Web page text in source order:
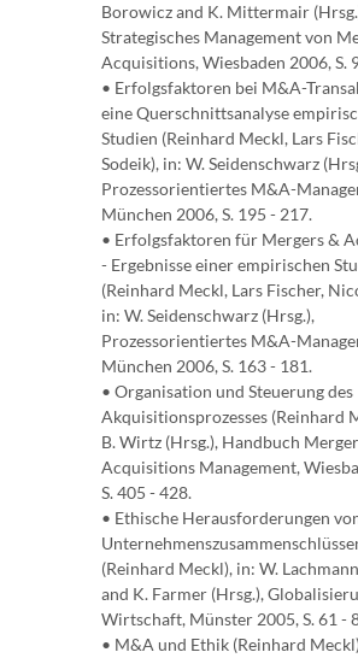
Borowicz and K. Mittermair
Strategisches Management von
Acquisitions, Wiesbaden 2006, S.
• Erfolgsfaktoren bei M&A-
eine Querschnittsanalyse
Studien (Reinhard Meckl, Lars
Sodeik), in: W. Seidenschwarz
Prozessorientiertes M&A-
München 2006, S. 195 - 217.
• Erfolgsfaktoren für Mergers &
- Ergebnisse einer empirischen
(Reinhard Meckl, Lars Fischer,
in: W. Seidenschwarz (Hrsg.),
Prozessorientiertes M&A-
München 2006, S. 163 - 181.
• Organisation und Steuerung des
Akquisitionsprozesses (Reinhard
B. Wirtz (Hrsg.), Handbuch
Acquisitions Management,
S. 405 - 428.
• Ethische Herausforderungen
(Reinhard Meckl), in: W.
and K. Farmer (Hrsg.),
Wirtschaft, Münster 2005, S. 61 -
• M&A und Ethik (Reinhard